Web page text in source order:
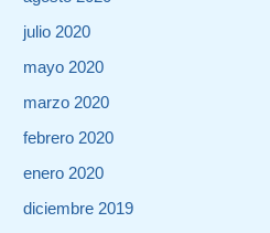
julio 2020
mayo 2020
marzo 2020
febrero 2020
enero 2020
diciembre 2019